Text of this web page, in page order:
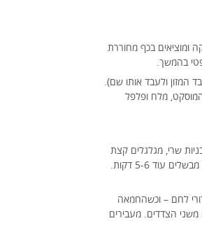
ומוציאים בכף מחוררת
בהמשך.
המזון ולעבד אותו שם).
מלח ופלפל
שרי, מגלגלים קצת
בידיים, מגלגלים בקמח ומעבירים למים הרותחים. מחכים עד שהן יצופו על המים ואז מבשלים עוד 5-6 דקות.
לחם – וכשהחמאה
משני הצדדים. מעבירים